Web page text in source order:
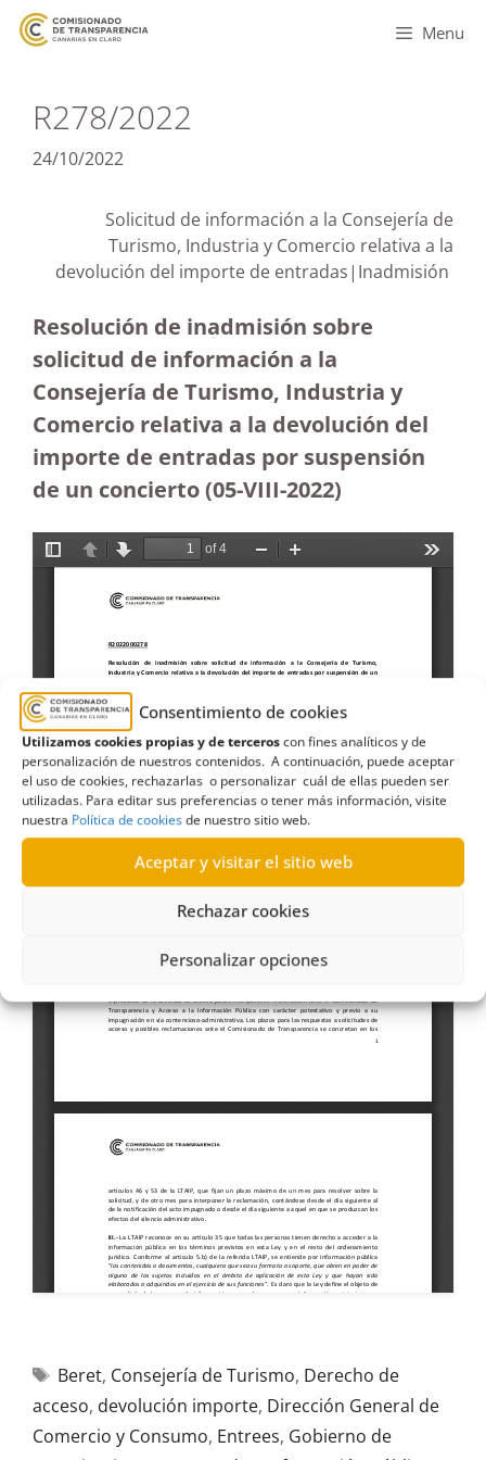
Consentimiento de cookies
Utilizamos cookies propias y de terceroscon fines analíticos y de
personalización de nuestros contenidos. A continuación, puede aceptar
el uso de cookies, rechazarlas o personalizar cuál de ellas pueden ser
utilizadas. Para editar sus preferencias o tener más información, visite
nuestra Política de cookiesde nuestro sitio web.
Aceptar y visitar el sitio web
Rechazar cookies
Personalizar opciones
Menu
R278/2022
24/10/2022
Solicitud de información a la Consejería de
Turismo, Industria y Comercio relativa a la
devolución del importe de entradas|Inadmisión
Resolución de inadmisión sobre
solicitud de información a la
Consejería de Turismo, Industria y
Comercio relativa a la devolución del
importe de entradas por suspensión
de un concierto (05-VIII-2022)
Beret, Consejería de Turismo, Derecho de
acceso, devolución importe, Dirección General de
Comercio y Consumo, Entrees, Gobierno de